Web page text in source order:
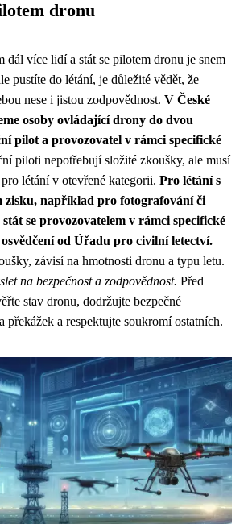
dronu
dál více lidí a stát se pilotem dronu je snem
pustíte do létání, je důležité vědět, že
nese i jistou zodpovědnost. V České
osoby ovládající drony do dvou
pilot a provozovatel v rámci specifické
piloti nepotřebují složité zkoušky, ale musí
létání v otevřené kategorii. Pro létání s
zisku, například pro fotografování či
se provozovatelem v rámci specifické
od Úřadu pro civilní letectví.
závisí na hmotnosti dronu a typu letu.
na bezpečnost a zodpovědnost. Před
stav dronu, dodržujte bezpečné
překážek a respektujte soukromí ostatních.